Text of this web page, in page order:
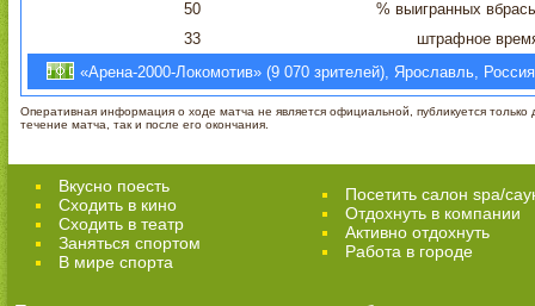
50
% выигранных
33
штрафное
«Арена-2000-Локомотив» (9 070 зрителей), Ярославль,
Оперативная информация о ходе матча не является официальной, публикуется только
течение матча, так и после его окончания.
Вкусно поесть
Сходить в кино
Cходить в театр
Заняться спортом
В мире спорта
Посетить салон spa/
Отдохнуть в компании
Активно отдохнуть
Работа в городе